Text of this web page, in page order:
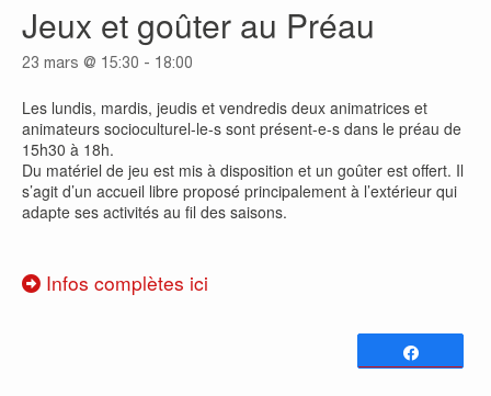
Jeux et goûter au Préau
23 mars @ 15:30 - 18:00
Les lundis, mardis, jeudis et vendredis deux animatrices et
animateurs socioculturel-le-s sont présent-e-s dans le préau de
15h30 à 18h.
Du matériel de jeu est mis à disposition et un goûter est offert. Il
s’agit d’un accueil libre proposé principalement à l’extérieur qui
adapte ses activités au fil des saisons.
Infos complètes ici